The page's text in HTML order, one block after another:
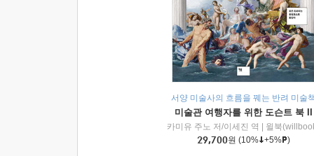
서양 미술사의 흐름을 꿰는 반려 미술
미술관 여행자를 위한 도슨트 북 II
카미유 주노 저/이세진 역
윌북
29,700원 (10% +5% )